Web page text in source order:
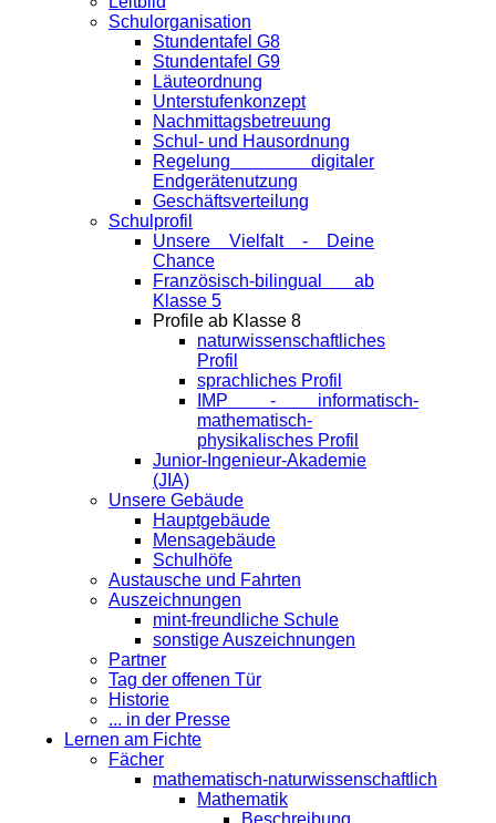
Schulorganisation
Stundentafel G8
Stundentafel G9
Läuteordnung
Unterstufenkonzept
Nachmittagsbetreuung
Schul- und Hausordnung
Regelung digitaler
Endgeräte­nutzung
Geschäftsverteilung
Schulprofil
Unsere Vielfalt - Deine
Chance
Französisch-bilingual ab
Klasse 5
Profile ab Klasse 8
naturwissenschaftliches
Profil
sprachliches Profil
IMP - informatisch-
mathematisch-
physikalisches Profil
Junior-Ingenieur-Akademie
(JIA)
Unsere Gebäude
Hauptgebäude
Mensagebäude
Schulhöfe
Austausche und Fahrten
Auszeichnungen
mint-freundliche Schule
sonstige Auszeichnungen
Partner
Tag der offenen Tür
Historie
... in der Presse
Lernen am Fichte
Fächer
mathematisch-naturwissenschaftlich
Mathematik
Beschreibung